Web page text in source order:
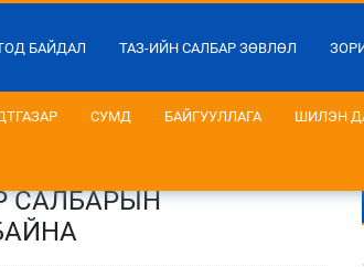
БАЙДАЛ ТАЗ-ИЙН САЛБАР ЗӨВЛӨЛ
СУМД БАЙГУУЛЛАГА ШИЛЭН
САЛБАРЫН